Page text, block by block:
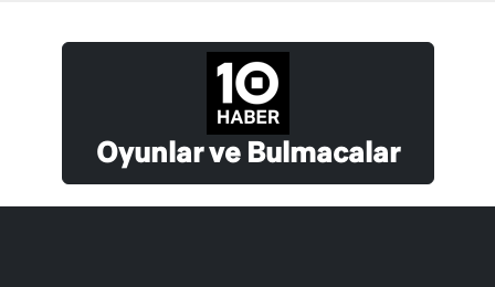
Oyunlar ve Bulmacalar